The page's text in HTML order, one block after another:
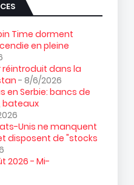
Time dorment
en pleine
réintroduit dans la
- 8/6/2026
en Serbie: bancs de
bateaux
Unis ne manquent
disposent de "stocks
2026 - Mi-